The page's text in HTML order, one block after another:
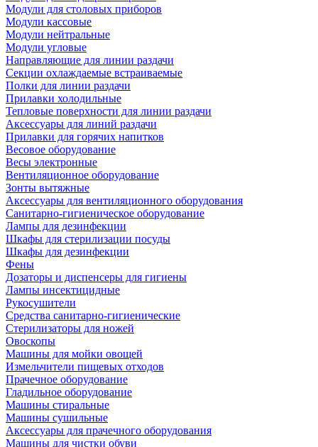
Модули для столовых приборов
Модули кассовые
Модули нейтральные
Модули угловые
Направляющие для линии раздачи
Секции охлаждаемые встраиваемые
Полки для линии раздачи
Прилавки холодильные
Тепловые поверхности для линии раздачи
Аксессуары для линий раздачи
Прилавки для горячих напитков
Весовое оборудование
Весы электронные
Вентиляционное оборудование
Зонты вытяжные
Аксессуары для вентиляционного оборудования
Санитарно-гигиеническое оборудование
Лампы для дезинфекции
Шкафы для стерилизации посуды
Шкафы для дезинфекции
Фены
Дозаторы и диспенсеры для гигиены
Лампы инсектицидные
Рукосушители
Средства санитарно-гигиенические
Стерилизаторы для ножей
Овоскопы
Машины для мойки овощей
Измельчители пищевых отходов
Прачечное оборудование
Гладильное оборудование
Машины стиральные
Машины сушильные
Аксессуары для прачечного оборудования
Машины для чистки обуви